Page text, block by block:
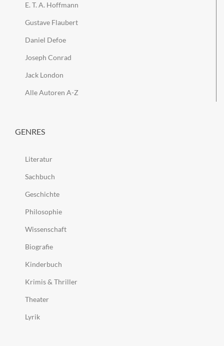
E. T. A. Hoffmann
Gustave Flaubert
Daniel Defoe
Joseph Conrad
Jack London
Alle Autoren A-Z
GENRES
Literatur
Sachbuch
Geschichte
Philosophie
Wissenschaft
Biografie
Kinderbuch
Krimis & Thriller
Theater
Lyrik